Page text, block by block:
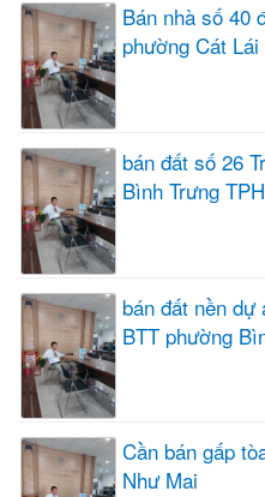
Bán nhà số 40
phường Cát
bán đất số 26
Bình Trưng
bán đất nền
BTT phường
Cần bán gấp
Như Mai